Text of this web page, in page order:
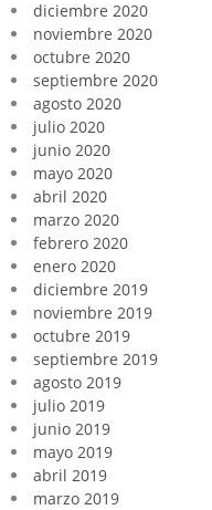
diciembre 2020
noviembre 2020
octubre 2020
septiembre 2020
agosto 2020
julio 2020
junio 2020
mayo 2020
abril 2020
marzo 2020
febrero 2020
enero 2020
diciembre 2019
noviembre 2019
octubre 2019
septiembre 2019
agosto 2019
julio 2019
junio 2019
mayo 2019
abril 2019
marzo 2019